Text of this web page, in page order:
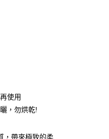
使用
，勿烘乾!
，帶來極致的柔